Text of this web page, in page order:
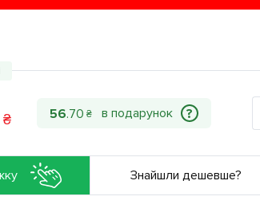
₴ 56.70 ₴ ?
Знайшли дешевше?